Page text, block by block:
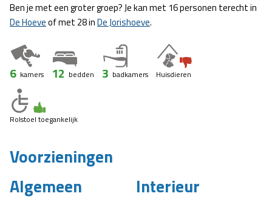
Ben je met een groter groep? Je kan met 16 personen terecht in
De Hoeveof met 28 inDe Jorishoeve.
6 kamers 12 bedden 3 badkamers Huisdieren
Rolstoel toegankelijk
Voorzieningen
Algemeen
Interieur